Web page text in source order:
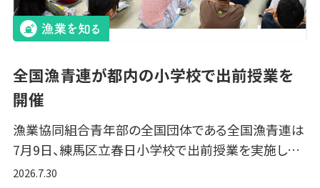
全国漁青連が都内の小学校で出前授業を
開催
漁業協同組合青年部の全国団体である全国漁青連は
7月9日、練馬区立春日小学校で出前授業を実施し…
2026.7.30